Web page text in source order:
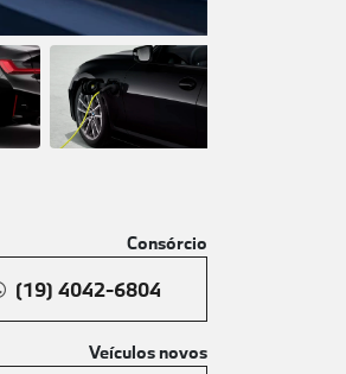
Consórcio
(19) 4042-6804
Veículos novos